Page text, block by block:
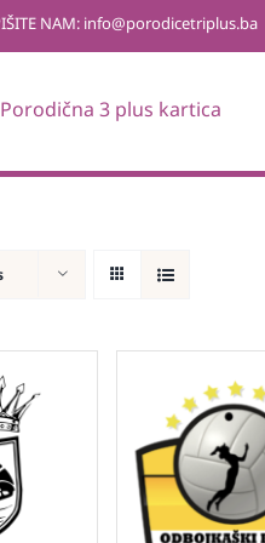
NAM: info@porodicetriplus.ba
Porodična 3 plus kartica